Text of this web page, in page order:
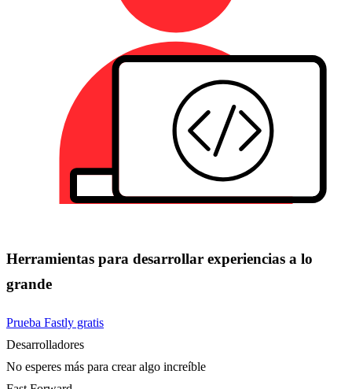
Herramientas para desarrollar experiencias a lo
grande
Prueba Fastly gratis
Desarrolladores
No esperes más para crear algo increíble